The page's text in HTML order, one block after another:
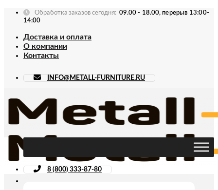
Skip
Обработка заказов сегодня: 09.00 - 18.00, перерыв 13:00-
14:00
Доставка и оплата
О компании
Контакты
INFO@METALL-FURNITURE.RU
8 (800) 333-87-80